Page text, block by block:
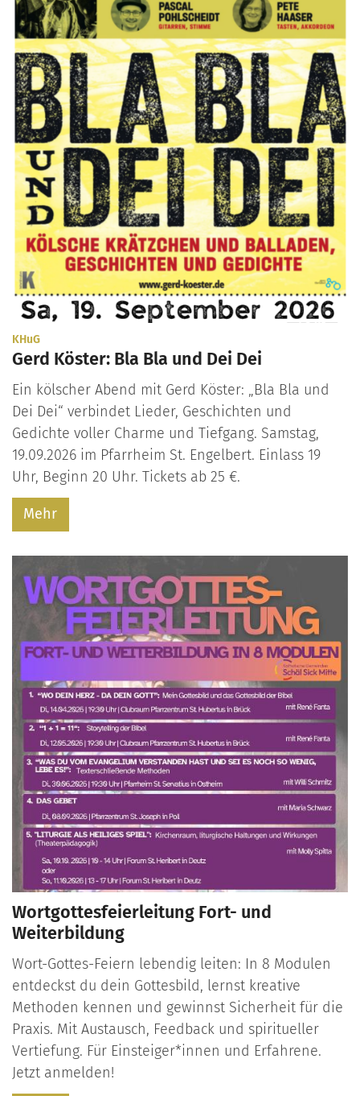
KHuG:
Gerd Köster: Bla Bla und Dei Dei
Ein kölscher Abend mit Gerd Köster: „Bla Bla und
Dei Dei“ verbindet Lieder, Geschichten und
Gedichte voller Charme und Tiefgang. Samstag,
19.09.2026 im Pfarrheim St. Engelbert. Einlass 19
Uhr, Beginn 20 Uhr. Tickets ab 25 €.
Mehr
Wortgottesfeierleitung Fort- und
Weiterbildung
Wort-Gottes-Feiern lebendig leiten: In 8 Modulen
entdeckst du dein Gottesbild, lernst kreative
Methoden kennen und gewinnst Sicherheit für die
Praxis. Mit Austausch, Feedback und spiritueller
Vertiefung. Für Einsteiger*innen und Erfahrene.
Jetzt anmelden!